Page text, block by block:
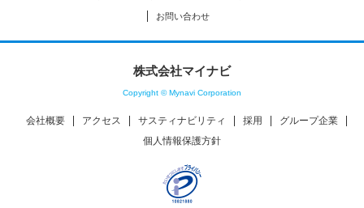
お問い合わせ
株式会社マイナビ
Copyright © Mynavi Corporation
会社概要 アクセス サスティナビリティ 採用
グループ企業
個人情報保護方針